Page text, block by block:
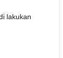
lakukan